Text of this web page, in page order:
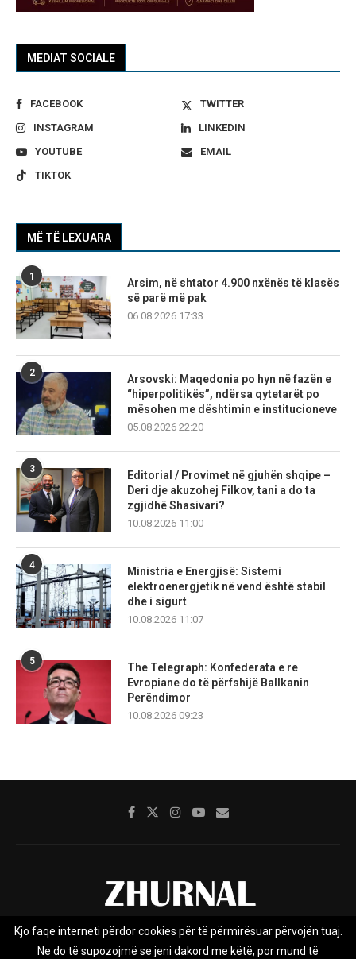
MEDIAT SOCIALE
FACEBOOK
TWITTER
INSTAGRAM
LINKEDIN
YOUTUBE
EMAIL
TIKTOK
MË TË LEXUARA
1
Arsim, në shtator 4.900 nxënës të klasës
së parë më pak
06.08.2026 17:33
2
Arsovski: Maqedonia po hyn në fazën e
“hiperpolitikës”, ndërsa qytetarët po
mësohen me dështimin e institucioneve
05.08.2026 22:20
3
Editorial / Provimet në gjuhën shqipe –
Deri dje akuzohej Filkov, tani a do ta
zgjidhë Shasivari?
10.08.2026 11:00
4
Ministria e Energjisë: Sistemi
elektroenergjetik në vend është stabil
dhe i sigurt
10.08.2026 11:07
5
The Telegraph: Konfederata e re
Evropiane do të përfshijë Ballkanin
Perëndimor
10.08.2026 09:23
Rreth nesh Impresumi Marketing
Kjo faqe interneti përdor cookies për të përmirësuar përvojën tuaj.
Ne do të supozojmë se jeni dakord me këtë, por mund të